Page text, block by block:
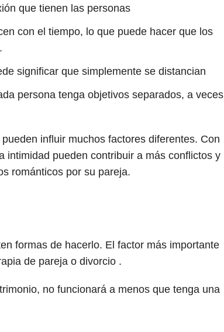
que tienen las personas
con el tiempo, lo que puede hacer que los
significar que simplemente se distancian
persona tenga objetivos separados, a veces
influir muchos factores diferentes. Con
intimidad pueden contribuir a más conflictos y
románticos por su pareja.
formas de hacerlo. El factor más importante
de pareja o divorcio .
no funcionará a menos que tenga una